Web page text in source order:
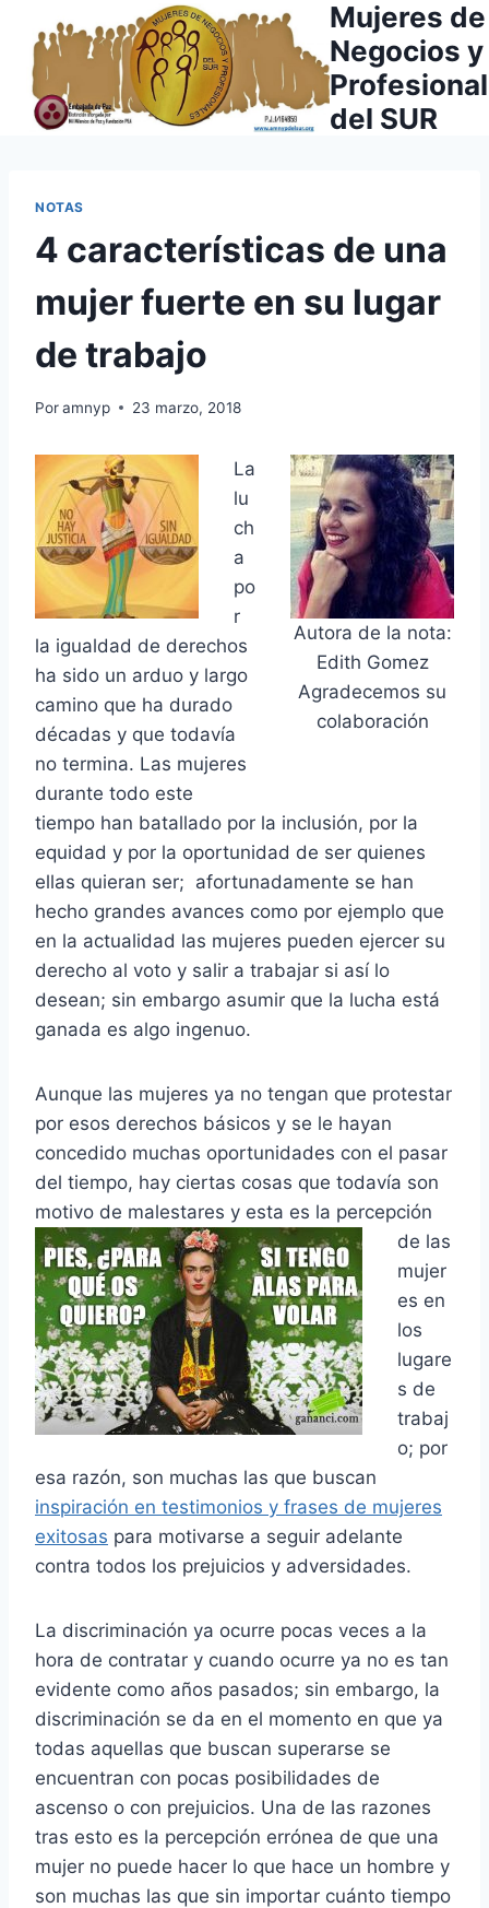
contenido
Mujeres de
Negocios y
del SUR
NOTAS
4 características de una
mujer fuerte en su lugar
de trabajo
Poramnyp 23 marzo, 2018
Autora de la nota:
Edith Gomez
Agradecemos su
colaboración
La
lu
ch
a
po
r
la igualdad de derechos
ha sido un arduo y largo
camino que ha durado
décadas y que todavía
no termina. Las mujeres
durante todo este
tiempo han batallado por la inclusión, por la
equidad y por la oportunidad de ser quienes
ellas quieran ser; afortunadamente se han
hecho grandes avances como por ejemplo que
en la actualidad las mujeres pueden ejercer su
derecho al voto y salir a trabajar si así lo
desean; sin embargo asumir que la lucha está
ganada es algo ingenuo.
Aunque las mujeres ya no tengan que protestar
por esos derechos básicos y se le hayan
concedido muchas oportunidades con el pasar
del tiempo, hay ciertas cosas que todavía son
motivo de malestares y esta es la percepción
de las
mujer
es en
los
lugare
s de
trabaj
o; por
esa razón, son muchas las que buscan
inspiración en testimonios y frases de mujeres
exitosas para motivarse a seguir adelante
contra todos los prejuicios y adversidades.
La discriminación ya ocurre pocas veces a la
hora de contratar y cuando ocurre ya no es tan
evidente como años pasados; sin embargo, la
discriminación se da en el momento en que ya
todas aquellas que buscan superarse se
encuentran con pocas posibilidades de
ascenso o con prejuicios. Una de las razones
tras esto es la percepción errónea de que una
mujer no puede hacer lo que hace un hombre y
son muchas las que sin importar cuánto tiempo